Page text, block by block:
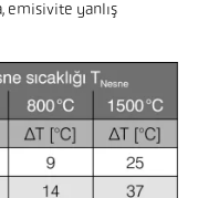
emisivite yanlış